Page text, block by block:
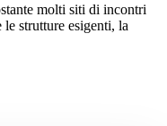
molti siti di incontri
strutture esigenti, la